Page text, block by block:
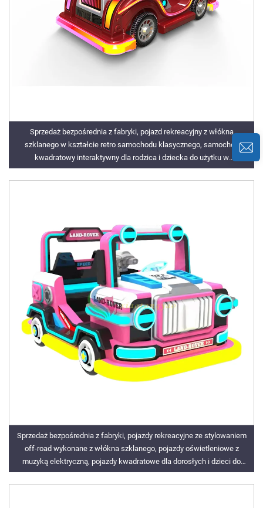
Sprzedaż bezpośrednia z fabryki, pojazd rekreacyjny z włókna
szklanego w kształcie retro samochodu klasycznego, samochód
kwadratowy interaktywny dla rodzica i dziecka do użytku w
pomieszczeniach i na zewnątrz, samochód oświetleniowy z muzyką
elektryczną
Sprzedaż bezpośrednia z fabryki, pojazdy rekreacyjne ze stylowaniem
off-road wykonane z włókna szklanego, pojazdy oświetleniowe z
muzyką elektryczną, pojazdy kwadratowe dla dorosłych i dzieci do
użytku w pomieszczeniach i na zewnątrz